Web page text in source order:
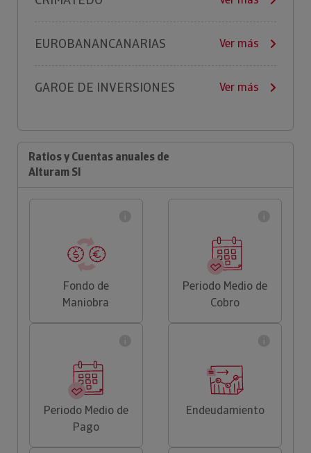
EUROBANANCANARIAS Ver más
GAROE DE INVERSIONES Ver más
Ratios y Cuentas anuales de
Alturam Sl
Fondo de
Maniobra
Periodo Medio de
Cobro
Periodo Medio de
Pago
Endeudamiento